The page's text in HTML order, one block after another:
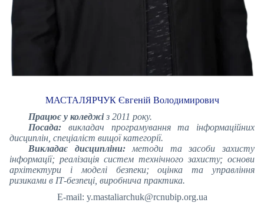
МАСТАЛЯРЧУК Євгеній Володимирович
Працює у коледжіз 2011 року.
Посада: викладач програмування та інформаційних
дисциплін, спеціаліст вищої категорії.
Викладає дисципліни:методи та засоби захисту
інформації; реалізація систем технічного захисту; основи
архітектури і моделі безпеки; оцінка та управління
ризиками в ІТ-безпеці, виробнича практика.
E-mail: y.mastaliarchuk@rcnubip.org.ua